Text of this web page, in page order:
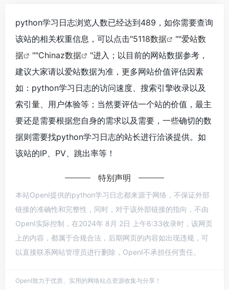
python学习日志浏览人数已经达到489，如你需要查询
该站的相关权重信息，可以点击"5118数据 ""爱站数
据
""Chinaz数据
"进入；以目前的网站数据参考，
建议大家请以爱站数据为准，更多网站价值评估因素
如：python学习日志的访问速度、搜索引擎收录以及
索引量、用户体验等；当然要评估一个站的价值，最主
要还是需要根据您自身的需求以及需要，一些确切的数
据则需要找python学习日志的站长进行洽谈提供。如
该站的IP、PV、跳出率等！
特别声明
本站OpenI提供的python学习日志都来源于网络，不保证外部
链接的准确性和完整性，同时，对于该外部链接的指向，不由
OpenI实际控制，在2024年 8月 2日 上午6:33收录时，该网页
上的内容，都属于合规合法，后期网页的内容如出现违规，可
以直接联系网站管理员进行删除，OpenI不承担任何责任。
OpenI致力于优质、实用的网络站点资源收集与分享！